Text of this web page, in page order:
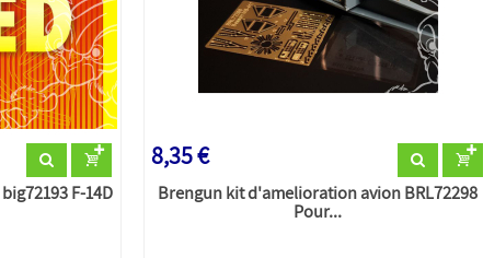
F-14D
8,35 €
Brengun kit d'amelioration avion BRL72298
Pour...